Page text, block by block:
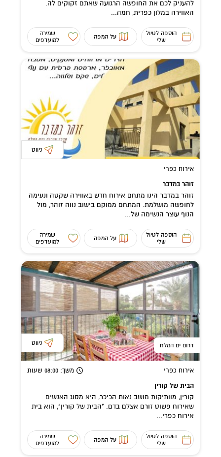
להעניק לכם את החופשה הרגועה שאתם זקוקים לה.
האווירה במלון כפרית, חמה...
הוספה לטיול
שלי
על המפה
שמירה
למועדפים
ניווט
אירוח כפרי
זוהר במדבר
זוהר במדבר הינו מתחם אירוח חדש באווירה שקטה ונעימה
לחופשה מושלמת. המתחם ממוקם בישוב נווה זוהר, מול
הנוף עוצר הנשימה של...
הוספה לטיול
שלי
על המפה
שמירה
למועדפים
דרום ים המלח ניווט
אירוח כפרי משך: 08:00 שעות
הבית של קורין
קורין, מוותיקות מושב נאות הכיכר, היא מסוג האנשים
שאירוח פשוט זורם אצלם בדם. "הבית של קורין", הוא בית
אירוח כפרי...
הוספה לטיול
שלי
על המפה
שמירה
למועדפים